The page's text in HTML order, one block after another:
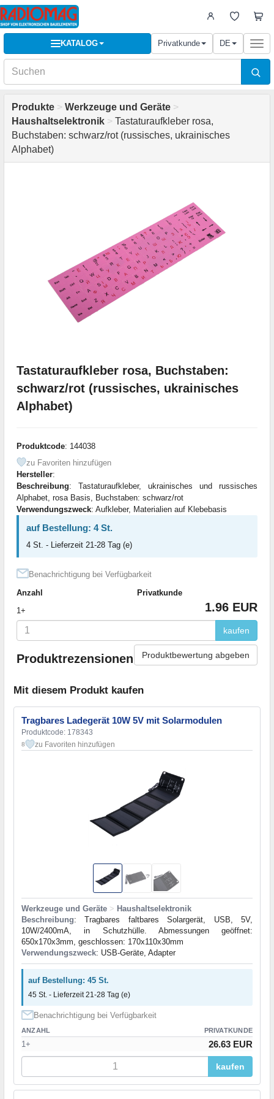
KATALOG Privatkunde DE
Produkte > Werkzeuge und Geräte >
Haushaltselektronik > Tastaturaufkleber rosa,
Buchstaben: schwarz/rot (russisches, ukrainisches
Alphabet)
Tastaturaufkleber rosa, Buchstaben:
schwarz/rot (russisches, ukrainisches
Alphabet)
Produktcode: 144038
zu Favoriten hinzufügen
Hersteller:
Beschreibung: Tastaturaufkleber, ukrainisches und russisches
Alphabet, rosa Basis, Buchstaben: schwarz/rot
Verwendungszweck: Aufkleber, Materialien auf Klebebasis
auf Bestellung: 4 St.
4 St. - Lieferzeit 21-28 Tag (e)
Benachrichtigung bei Verfügbarkeit
Anzahl
Privatkunde
1+
1.96 EUR
kaufen
Produktrezensionen Produktbewertung abgeben
Mit diesem Produkt kaufen
Tragbares Ladegerät 10W 5V mit Solarmodulen
Produktcode: 178343
8 zu Favoriten hinzufügen
Werkzeuge und Geräte > Haushaltselektronik
Beschreibung: Tragbares faltbares Solargerät, USB, 5V,
10W/2400mA, in Schutzhülle. Abmessungen geöffnet:
650x170x3mm, geschlossen: 170x110x30mm
Verwendungszweck: USB-Geräte, Adapter
auf Bestellung: 45 St.
45 St. - Lieferzeit 21-28 Tag (e)
Benachrichtigung bei Verfügbarkeit
ANZAHL PRIVATKUNDE
1+ 26.63 EUR
kaufen